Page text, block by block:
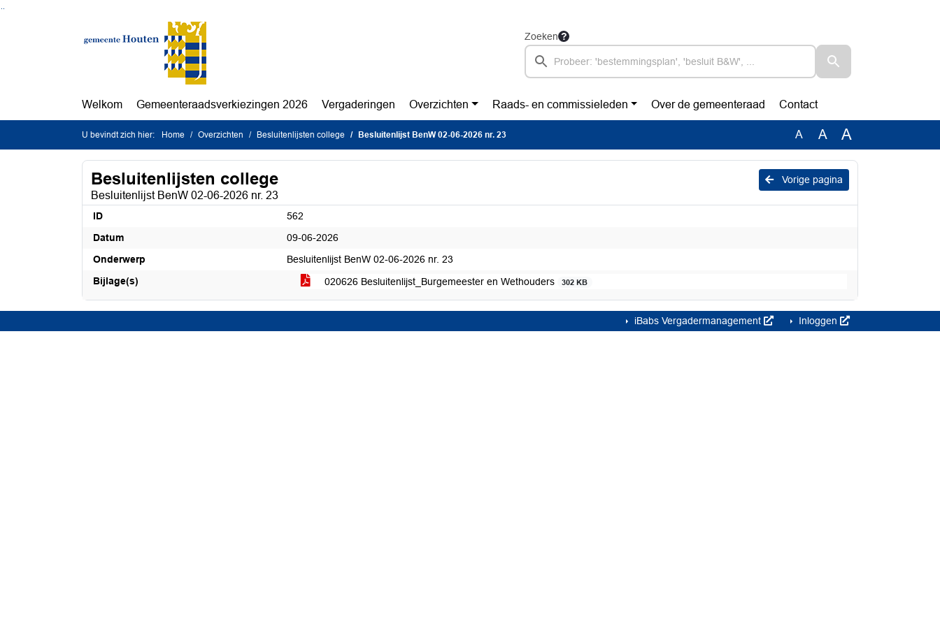
Zoeken
Welkom Gemeenteraadsverkiezingen 2026 Vergaderingen Overzichten Raads- en commissieleden Over de gemeenteraad Contact
U bevindt zich hier: Home Overzichten Besluitenlijsten college Besluitenlijst BenW 02-06-2026 nr. 23 A A A
Vorige pagina
Besluitenlijsten college
Besluitenlijst BenW 02-06-2026 nr. 23
ID
562
Datum
09-06-2026
Onderwerp
Besluitenlijst BenW 02-06-2026 nr. 23
Bijlage(s)
020626 Besluitenlijst_Burgemeester en Wethouders 302 KB
iBabs Vergadermanagement Inloggen